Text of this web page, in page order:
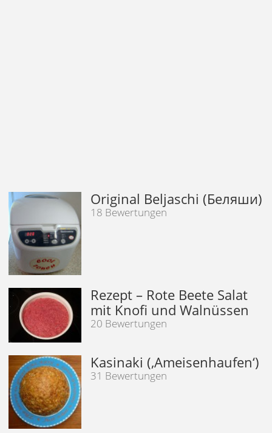
Original Beljaschi (Беляши)
18 Bewertungen
Rezept – Rote Beete Salat
mit Knofi und Walnüssen
20 Bewertungen
Kasinaki (‚Ameisenhaufen‘)
31 Bewertungen